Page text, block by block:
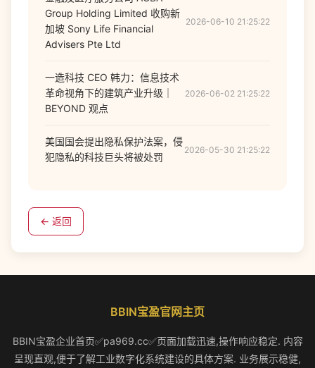
Group Holding Limited 收购新
加坡 Sony Life Financial
Advisers Pte Ltd
2026-06-10 21:25:22
一造科技 CEO 韩力：信息技术
革命视角下的建筑产业升级｜
BEYOND 观点
2026-06-02 21:25:22
美国国会提出隐私保护法案，侵
犯隐私的科技巨头将被处罚
2026-05-30 21:25:22
← 返回
BBIN宝盈官网主页
BBIN宝盈企业首页✅pa969.cc✅页面加载迅速,操作响应稳定. 内容
呈现直观,便于了解工业数字化系统建设的具体方案. 业务展示稳健,